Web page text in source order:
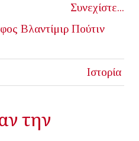
Συνεχίστε...
Βλαντίμιρ Πούτιν
Ιστορία
την